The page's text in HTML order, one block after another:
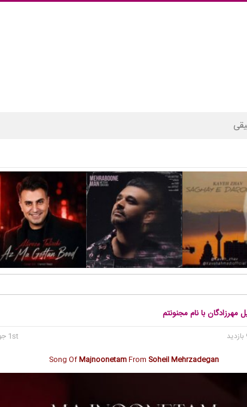
مهرزادگان با نام مجنونتم
1st جولای 2024
Song OfMajnoonetamFrom Soheil Mehrzadegan